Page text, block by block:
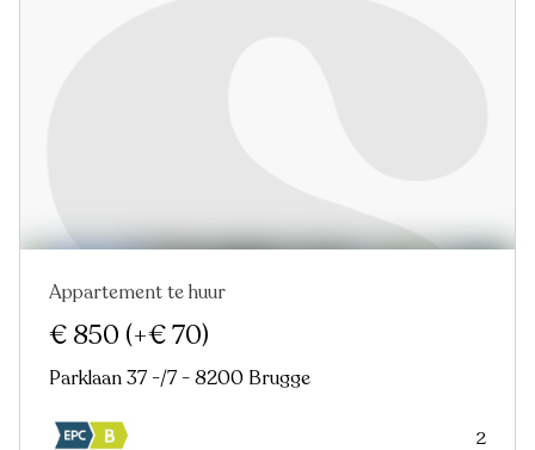
Nieuw
Appartement te huur
€ 850 (+€ 70)
Parklaan 37 -/7 - 8200 Brugge
2